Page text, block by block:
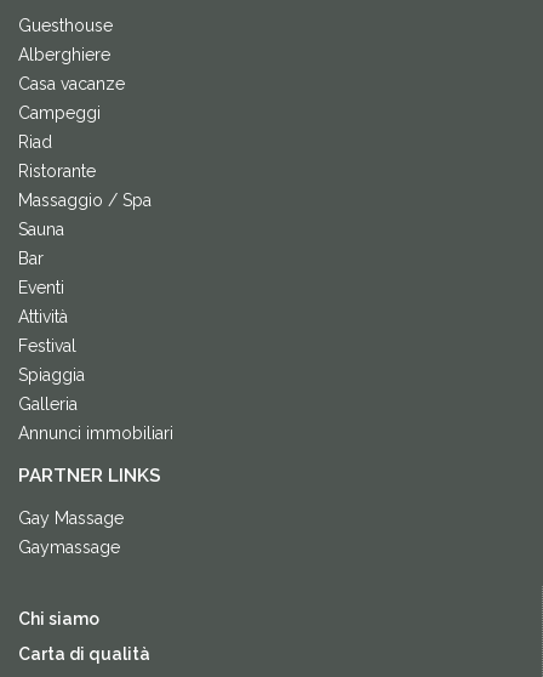
Guesthouse
Alberghiere
Casa vacanze
Campeggi
Riad
Ristorante
Massaggio / Spa
Sauna
Bar
Eventi
Attività
Festival
Spiaggia
Galleria
Annunci immobiliari
PARTNER LINKS
Gay Massage
Gaymassage
Chi siamo
Carta di qualità